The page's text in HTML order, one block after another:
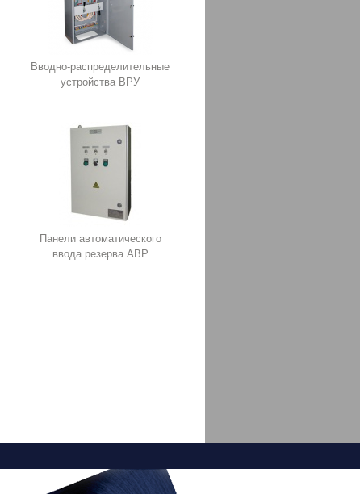
Вводно-распределительные
устройства ВРУ
Панели автоматического
ввода резерва АВР